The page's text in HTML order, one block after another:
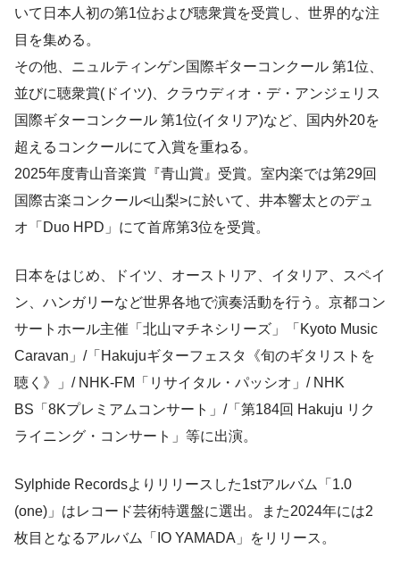
いて日本人初の第1位および聴衆賞を受賞し、世界的な注
目を集める。
その他、ニュルティンゲン国際ギターコンクール 第1位、
並びに聴衆賞(ドイツ)、クラウディオ・デ・アンジェリス
国際ギターコンクール 第1位(イタリア)など、国内外20を
超えるコンクールにて入賞を重ねる。
2025年度青山音楽賞『青山賞』受賞。室内楽では第29回
国際古楽コンクール<山梨>に於いて、井本響太とのデュ
オ「Duo HPD」にて首席第3位を受賞。
日本をはじめ、ドイツ、オーストリア、イタリア、スペイ
ン、ハンガリーなど世界各地で演奏活動を行う。京都コン
サートホール主催「北山マチネシリーズ」「Kyoto Music
Caravan」/「Hakujuギターフェスタ《旬のギタリストを
聴く》」/ NHK-FM「リサイタル・パッシオ」/ NHK
BS「8Kプレミアムコンサート」/「第184回 Hakuju リク
ライニング・コンサート」等に出演。
Sylphide Recordsよりリリースした1stアルバム「1.0
(one)」はレコード芸術特選盤に選出。また2024年には2
枚目となるアルバム「IO YAMADA」をリリース。